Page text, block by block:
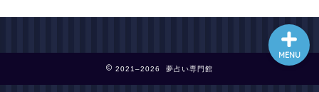
2021–2026 夢占い専門館
MENU